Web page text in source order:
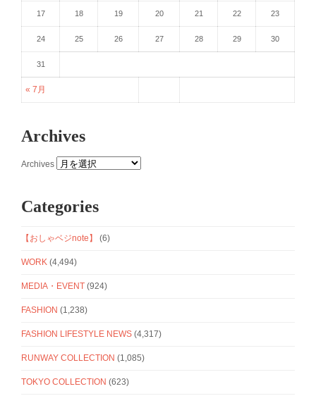
« 7月
17 18 19 20 21 22 23
24 25 26 27 28 29 30
31
Archives
Archives
Categories
【おしゃベジnote】 (6)
WORK (4,494)
MEDIA・EVENT (924)
FASHION (1,238)
FASHION LIFESTYLE NEWS (4,317)
RUNWAY COLLECTION (1,085)
TOKYO COLLECTION (623)